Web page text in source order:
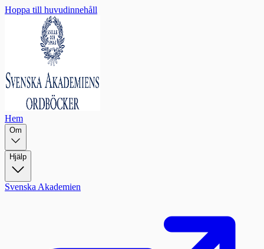
Hoppa till huvudinnehåll
Hem
Om
Hjälp
Svenska Akademien